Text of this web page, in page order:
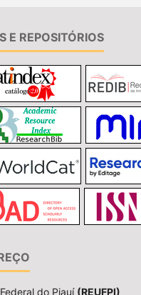
E REPOSITÓRIOS
do Piauí (REUFPI)